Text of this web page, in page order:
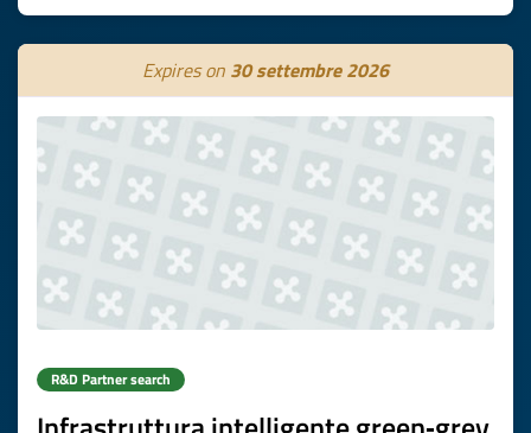
Expires on 30 settembre 2026
R&D Partner search